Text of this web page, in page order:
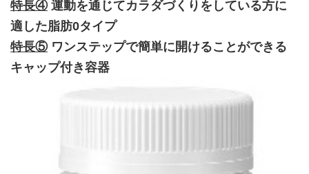
特長④運動を通じてカラダづくりをしている方に
適した脂肪0タイプ
特長⑤ワンステップで簡単に開けることができる
キャップ付き容器